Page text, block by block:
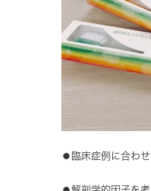
⚫︎臨床症例に合わ